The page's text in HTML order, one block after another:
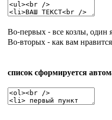
Во-первых - все козлы, один
Во-вторых - как вам
список сформируется